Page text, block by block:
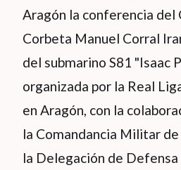
Aragón la conferencia del
Corbeta Manuel Corral
del submarino S81 "Isaac
organizada por la Real
en Aragón, con la
la Comandancia Militar
la Delegación de Defensa